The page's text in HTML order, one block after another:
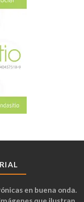
en buena onda.